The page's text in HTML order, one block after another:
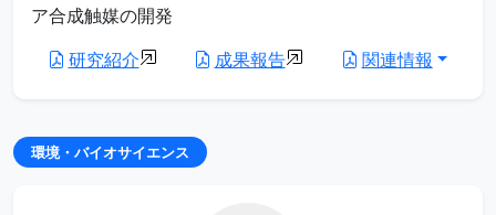
ア合成触媒の開発
研究紹介
成果報告 関連情報
環境・バイオサイエンス